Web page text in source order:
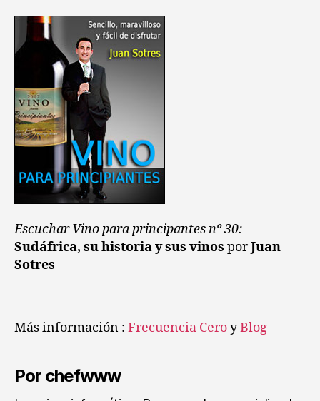
Escuchar Vino para principantes nº 30:
Sudáfrica, su historia y sus vinos porJuan
Sotres
Más información : Frecuencia CeroyBlog
Por chefwww